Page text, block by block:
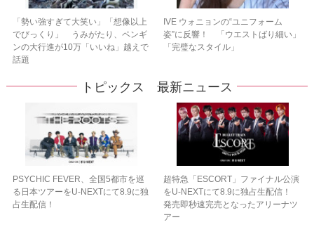
「勢い強すぎて大笑い」「想像以上
でびっくり」 うみがたり、ペンギ
ンの大行進が10万「いいね」越えで
話題
IVE ウォニョンの“ユニフォーム
姿”に反響！ 「ウエストばり細い」
「完璧なスタイル」
トピックス 最新ニュース
PSYCHIC FEVER、全国5都市を巡
る日本ツアーをU‐NEXTにて8.9に独
占生配信！
超特急「ESCORT」ファイナル公演
をU-NEXTにて8.9に独占生配信！
発売即秒速完売となったアリーナツ
アー